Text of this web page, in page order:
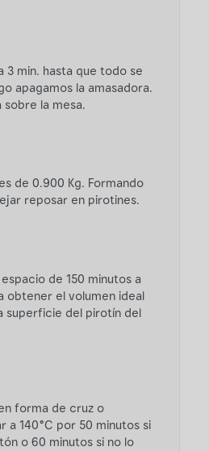
3 min. hasta que todo se
apagamos la amasadora.
sobre la mesa.
de 0.900 Kg. Formando
reposar en pirotines.
de 150 minutos a
obtener el volumen ideal
superficie del pirotín del
forma de cruz o
a 140°C por 50 minutos si
o 60 minutos si no lo